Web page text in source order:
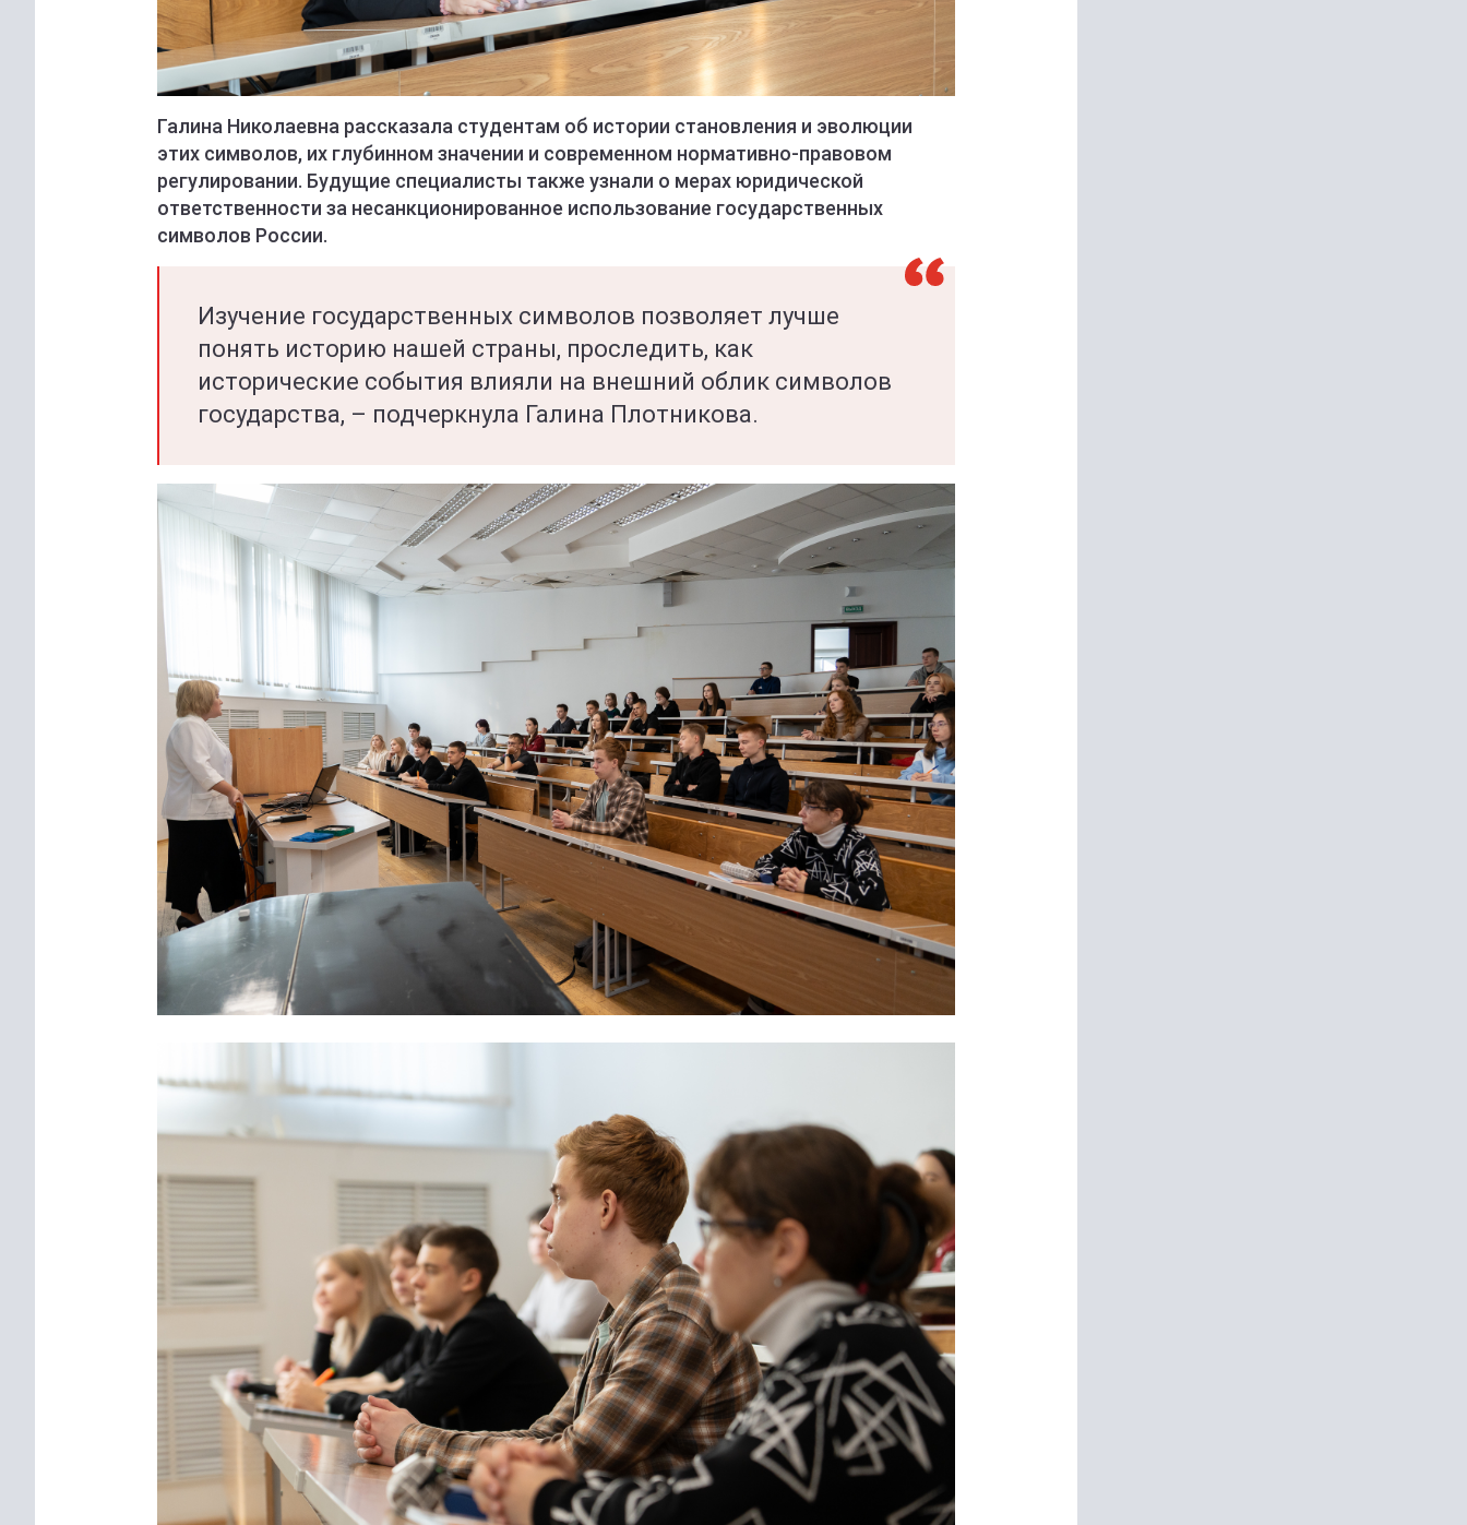
Галина Николаевна рассказала студентам об истории становления и эволюции
этих символов, их глубинном значении и современном нормативно-правовом
регулировании. Будущие специалисты также узнали о мерах юридической
ответственности за несанкционированное использование государственных
символов России.
Изучение государственных символов позволяет лучше
понять историю нашей страны, проследить, как
исторические события влияли на внешний облик символов
государства, – подчеркнула Галина Плотникова.